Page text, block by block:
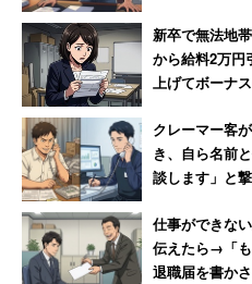
う声を頂いていますね。レン
て食べていただきました。
に置いていますよ。
最近では、イタリア野菜もラ
セロリのような「スティッ
「スティックセニョール」
をイメージしてもらえれば試
インナップを増やせればと思
新卒で無法地
から給料2万円
上げてボーナ
クレーマー客
き、自ら名前
談します」と
仕事ができな
伝えたら→「
退職届を書か